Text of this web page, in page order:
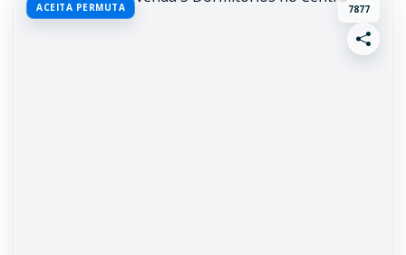
ACEITA PERMUTA 7877